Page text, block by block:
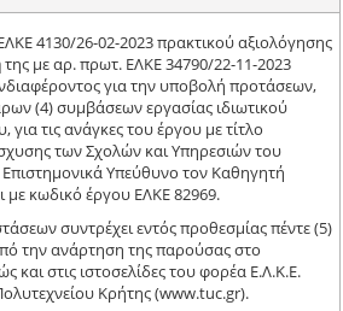
4130/26-02-2023 πρακτικού αξιολόγησης
της με αρ. πρωτ. ΕΛΚΕ 34790/22-11-2023
για την υποβολή προτάσεων,
(4) συμβάσεων εργασίας ιδιωτικού
τις ανάγκες του έργου με τίτλο
των Σχολών και Υπηρεσιών του
Υπεύθυνο τον Καθηγητή
με κωδικό έργου ΕΛΚΕ 82969.
συντρέχει εντός προθεσμίας πέντε (5)
την ανάρτηση της παρούσας στο
και στις ιστοσελίδες του φορέα Ε.Λ.Κ.Ε.
Κρήτης (www.tuc.gr).